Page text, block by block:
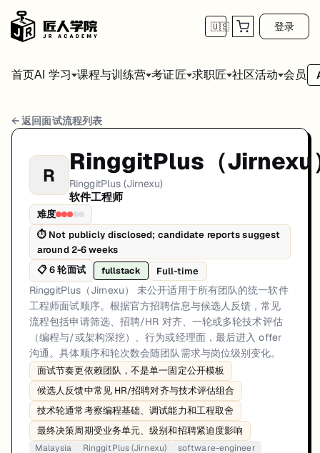
🇺🇸 登录
首页AI 学习 课程与训练营 考证匠 求职匠 社区活动 会员
RinggitPlus (Jirnexu) 软件工程师 面试流程
岗位方向: fullstack
RinggitPlus（Jirnexu） 未公开适用于所有团队的统一软件工程师面试
RinggitPlus (Jirnexu)的软件工程师面试共6轮，以下是每轮面试的详细
第1轮 (Varies): 候选人通常通过官方招聘渠道申请。第一关是简
面试亮点: Interview sequencing is team-dependent rather than a
标签: Malaysia, RinggitPlus (Jirnexu), software-engineer, interview
← 返回面试流程列表
R RinggitPlus（Jirnexu
RinggitPlus (Jirnexu)
软件工程师
难度
⏱ Not publicly disclosed; candidate reports suggest
around 2-6 weeks
📋6轮面试 fullstack Full-time
RinggitPlus（Jirnexu） 未公开适用于所有团队的统一软件
工程师面试顺序。根据官方招聘信息与候选人反馈，常见
流程包括申请筛选、招聘/HR 对齐、一轮或多轮技术评估
（编程与/或架构深挖）、行为或经理面，最后进入 offer
沟通。具体顺序和轮次数会随团队需求与岗位级别变化。
面试节奏更依赖团队，不是单一固定公开模板
候选人反馈中常见 HR/招聘对齐与技术评估组合
技术轮通常考察编程基础、调试能力和工程取舍
最终决策周期受业务单元、级别和招聘紧迫度影响
Malaysia RinggitPlus (Jirnexu)
software-engineer